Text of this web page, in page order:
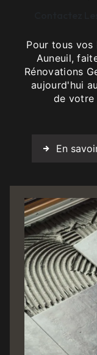
Pour tous vos
Auneuil,
Rénovations
aujourd'hui
de votre
En